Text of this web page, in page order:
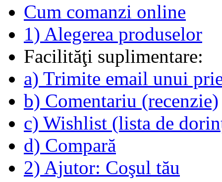
Cum comanzi online
1) Alegerea produselor
Facilităţi suplimentare:
a) Trimite email unui
b) Comentariu (recenzie)
c) Wishlist (lista de
d) Compară
2) Ajutor: Coşul tău